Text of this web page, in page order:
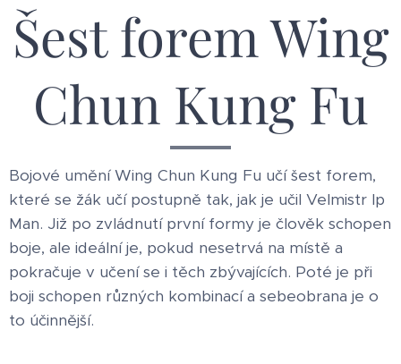
Šest forem Wing
Chun Kung Fu
Bojové umění Wing Chun Kung Fu učí šest forem,
které se žák učí postupně tak, jak je učil Velmistr Ip
Man. Již po zvládnutí první formy je člověk schopen
boje, ale ideální je, pokud nesetrvá na místě a
pokračuje v učení se i těch zbývajících. Poté je při
boji schopen různých kombinací a sebeobrana je o
to účinnější.